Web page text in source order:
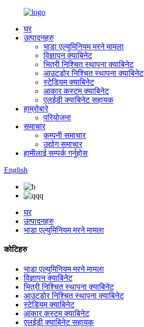
घर
उत्पादनहरु
भाडा एल्युमिनियम मरने मामला
विज्ञापन क्याबिनेट
भित्री निश्चित स्थापना क्याबिनेट
आउटडोर निश्चित स्थापना क्याबिनेट
स्टेडियम क्याबिनेट
आकार कस्टम क्याबिनेट
एलईडी क्याबिनेट सहायक
हाम्रोबारे
परियोजना
समाचार
कम्पनी समाचार
उद्योग समाचार
हामीलाई सम्पर्क गर्नुहोस
English
घर
उत्पादनहरु
भाडा एल्युमिनियम मरने मामला
कोटिहरु
भाडा एल्युमिनियम मरने मामला
विज्ञापन क्याबिनेट
भित्री निश्चित स्थापना क्याबिनेट
आउटडोर निश्चित स्थापना क्याबिनेट
स्टेडियम क्याबिनेट
आकार कस्टम क्याबिनेट
एलईडी क्याबिनेट सहायक